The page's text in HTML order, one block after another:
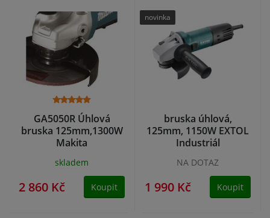
GA5050R Úhlová
bruska 125mm,1300W
Makita
skladem
2 860 Kč Koupit
bruska úhlová,
125mm, 1150W EXTOL
Industriál
novinka
NA DOTAZ
1 990 Kč Koupit